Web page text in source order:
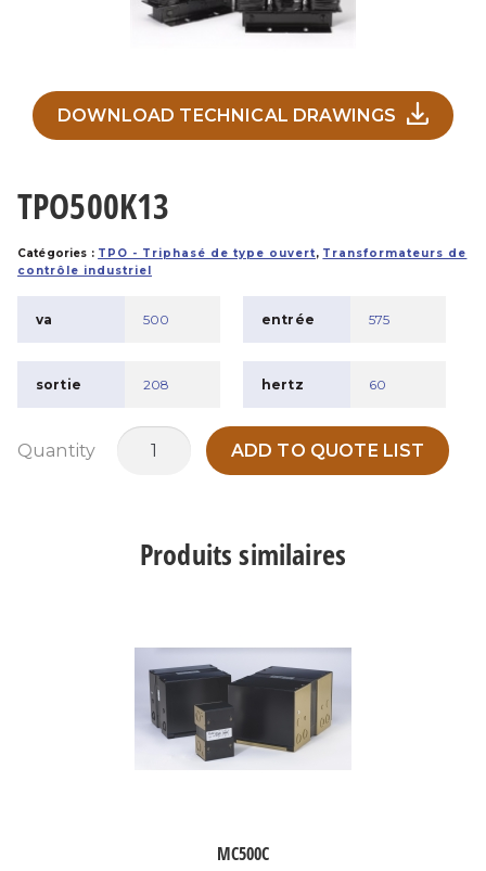
DOWNLOAD TECHNICAL DRAWINGS
TPO500K13
Catégories : TPO - Triphasé de type ouvert, Transformateurs de
contrôle industriel
va 500 entrée 575
sortie 208 hertz 60
Quantity
quantité
ADD TO QUOTE LIST
Produits similaires
MC500C